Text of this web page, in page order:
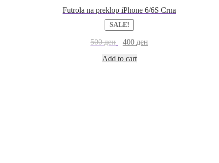
Futrola na preklop iPhone 6/6S Crna
SALE!
500ден 400 ден
Add to cart